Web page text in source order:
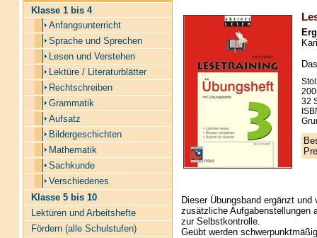
Klasse 1 bis 4
Anfangsunterricht
Sprache und Sprechen
Lesen und Verstehen
Lektüre / Literaturblätter
Rechtschreiben
Grammatik
Aufsatz
Bildergeschichten
Mathematik
Sachkunde
Verschiedenes
Klasse 5 bis 10
Lektüren und Arbeitshefte
Fördern (alle Schulstufen)
32
Dieser Übungsband ergänzt
zusätzliche Aufgabenstellungen
zur Selbstkontrolle.
Geübt werden